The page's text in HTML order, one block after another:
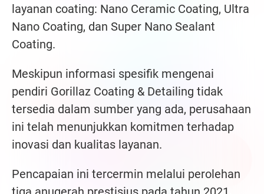
layanan coating: Nano Ceramic Coating, Ultra
Nano Coating, dan Super Nano Sealant
Coating.
Meskipun informasi spesifik mengenai
pendiri Gorillaz Coating & Detailing tidak
tersedia dalam sumber yang ada, perusahaan
ini telah menunjukkan komitmen terhadap
inovasi dan kualitas layanan.
Pencapaian ini tercermin melalui perolehan